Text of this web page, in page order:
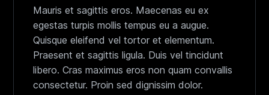
Mauris et sagittis eros. Maecenas eu ex
egestas turpis mollis tempus eu a augue.
Quisque eleifend vel tortor et elementum.
Praesent et sagittis ligula. Duis vel tincidunt
libero. Cras maximus eros non quam convallis
consectetur. Proin sed dignissim dolor.